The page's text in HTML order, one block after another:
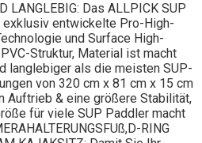
LANGLEBIG: Das ALLPICK SUP
exklusiv entwickelte Pro-High-
und Surface High-
Struktur, Material ist macht
langlebiger als die meisten SUP-
von 320 cm x 81 cm x 15 cm
Auftrieb & eine größere Stabilität,
für viele SUP Paddler macht
RING